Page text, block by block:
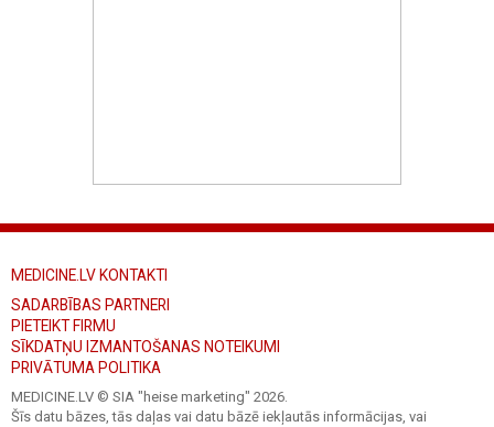
MEDICINE.LV KONTAKTI
SADARBĪBAS PARTNERI
PIETEIKT FIRMU
SĪKDATŅU IZMANTOŠANAS NOTEIKUMI
PRIVĀTUMA POLITIKA
MEDICINE.LV © SIA "heise marketing" 2026.
Šīs datu bāzes, tās daļas vai datu bāzē iekļautās informācijas, vai